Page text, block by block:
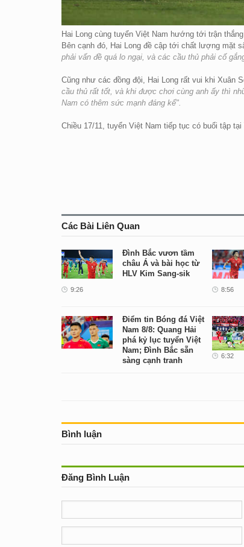
Hai Long cùng tuyển Việt Nam hướng tới trận
Bên cạnh đó, Hai Long đề cập tới chất lượng mặt
phải vấn đề quá lo ngại, và các cầu thủ phải cố
Cũng như các đồng đội, Hai Long rất vui khi Xuân
cầu thủ rất tốt, và khi được chơi cùng anh ấy thì
Nam có thêm sức mạnh đáng kể".
Chiều 17/11, tuyển Việt Nam tiếp tục có buổi tập
Các Bài Liên Quan
Đình Bắc vươn tầm
châu Á và bài học từ
HLV Kim Sang-sik
9:26 8:56
Điểm tin Bóng đá Việt
Nam 8/8: Quang Hải
phá kỷ lục tuyển Việt
Nam; Đình Bắc sẵn
sàng cạnh tranh
6:32
Bình luận
Đăng Bình Luận